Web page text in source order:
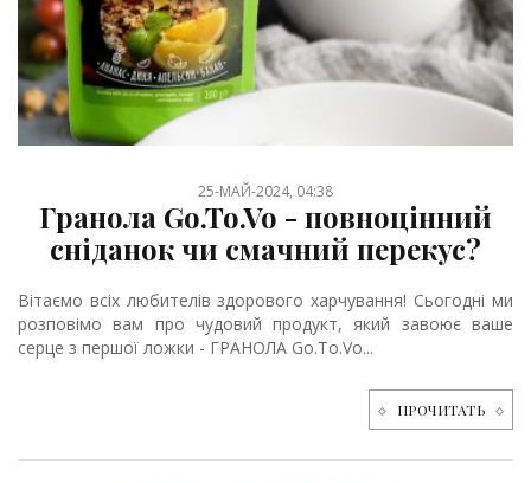
25-МАЙ-2024, 04:38
Гранола Go.To.Vo - повноцінний
сніданок чи смачний перекус?
Вітаємо всіх любителів здорового харчування! Сьогодні ми
розповімо вам про чудовий продукт, який завоює ваше
серце з першої ложки - ГРАНОЛА Go.To.Vo...
ПРОЧИТАТЬ